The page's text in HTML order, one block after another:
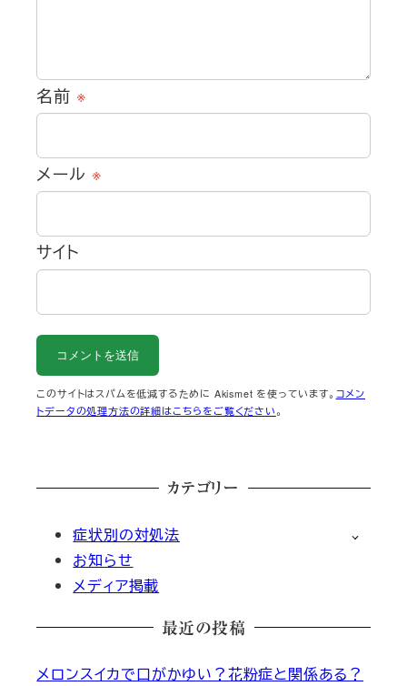
名前 ※
メール ※
サイト
このサイトはスパムを低減するために Akismet を使っています。 コメン
トデータの処理方法の詳細はこちらをご覧ください。
カテゴリー
症状別の対処法
お知らせ
メディア掲載
最近の投稿
メロンスイカで口がかゆい？花粉症と関係ある？